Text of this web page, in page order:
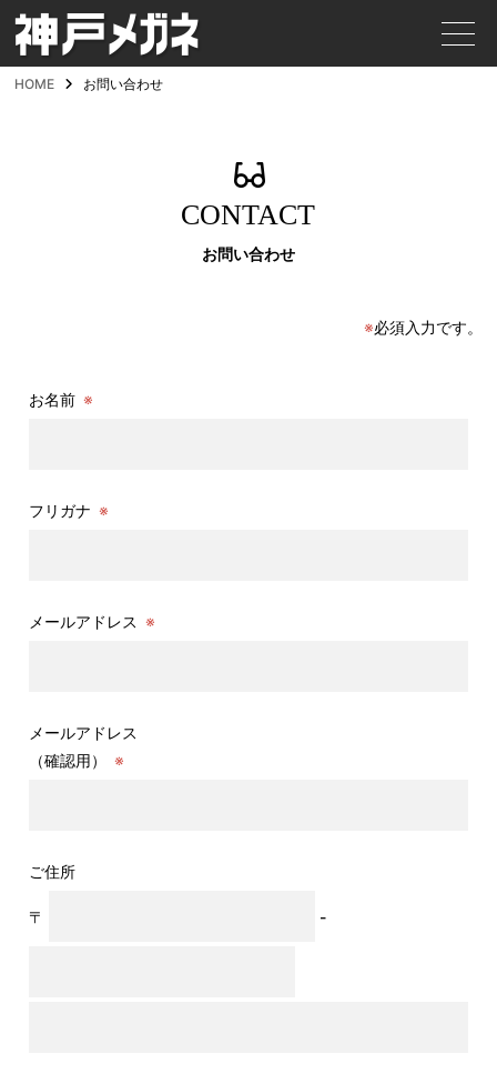
HOME お問い合わせ
CONTACT
お問い合わせ
※必須入力です。
お名前 ※
フリガナ ※
メールアドレス ※
メールアドレス
（確認用）
※
ご住所
〒 -